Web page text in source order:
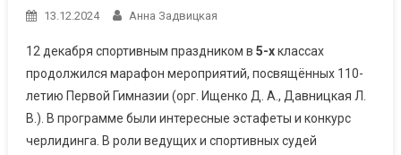
13.12.2024 Анна Задвицкая
12 декабря спортивным праздником в 5-хклассах
продолжился марафон мероприятий, посвящённых 110-
летию Первой Гимназии (орг. Ищенко Д. А., Давницкая Л.
В.). В программе были интересные эстафеты и конкурс
черлидинга. В роли ведущих и спортивных судей